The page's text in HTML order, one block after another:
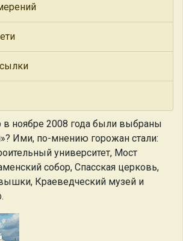
в ноябре 2008 года были выбраны
Ими, по-мнению горожан стали:
университет, Мост
собор, Спасская церковь,
Краеведческий музей и